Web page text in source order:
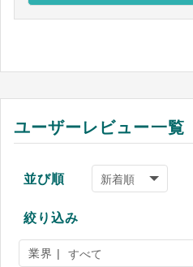
ユーザーレビュー一覧
並び順
絞り込み
業界 |